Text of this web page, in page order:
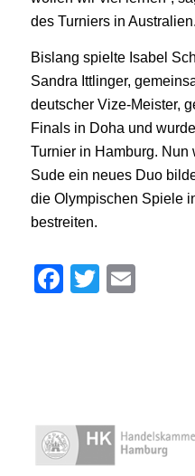
des Turniers in Australien.
Bislang spielte Isabel
Sandra Ittlinger,
deutscher Vize-Meister,
Finals in Doha und
Turnier in Hamburg.
Sude ein neues Duo
die Olympischen Spiele
bestreiten.
Facebook
Twitter